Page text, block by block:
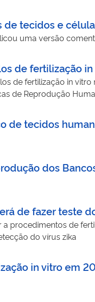
tecidos e
uma versão
de fertilização
de fertilização in
de Reprodução
de tecidos
dos
de fazer teste
procedimentos de
do vírus zika
in vitro em